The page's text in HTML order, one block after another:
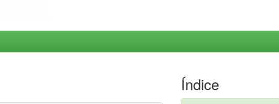
Índice